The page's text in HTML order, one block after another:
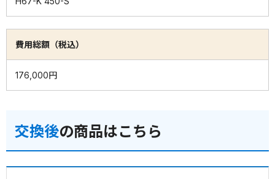
費用総額（税込）
176,000円
交換後の商品はこちら